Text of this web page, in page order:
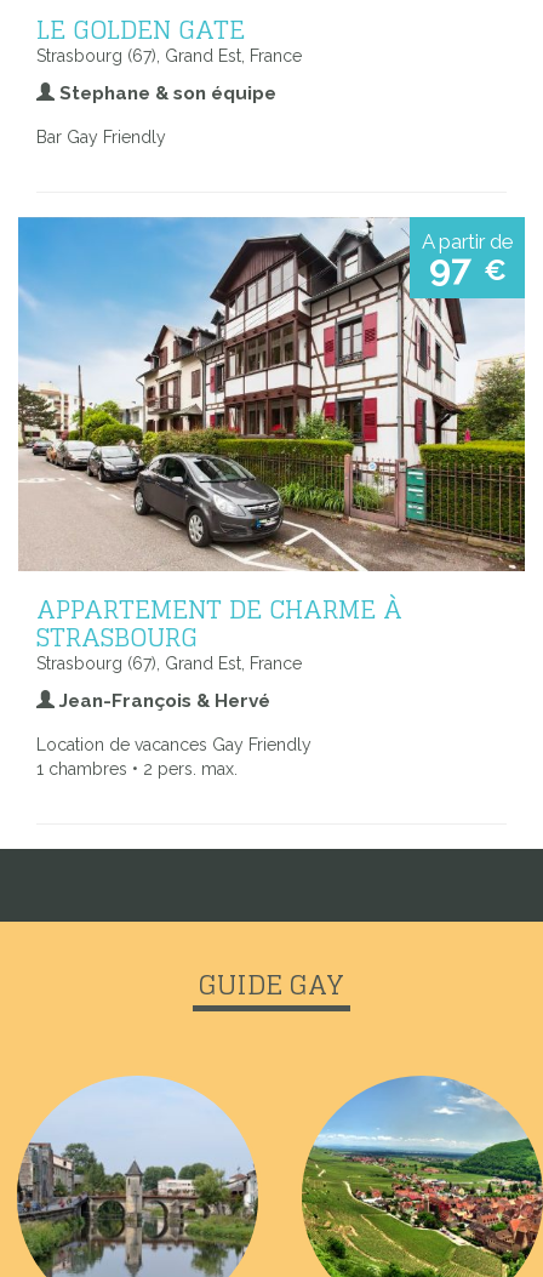
LE GOLDEN GATE
Strasbourg (67), Grand Est, France
Stephane & son équipe
Bar Gay Friendly
A partir de
97 €
APPARTEMENT DE CHARME À
STRASBOURG
Strasbourg (67), Grand Est, France
Jean-François & Hervé
Location de vacances Gay Friendly
1 chambres • 2 pers. max.
GUIDE GAY